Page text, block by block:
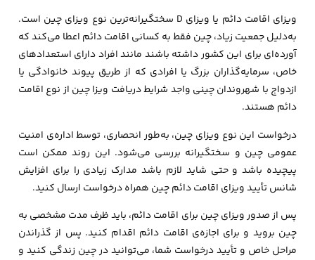
ویزای اقامت دائم یا ویزای D سختگیرانه‌ترین نوع ویزای چین است.
به‌دلیل جمعیت زیاد، چین فقط به کسانی اقامت دائم اعطا می‌کند که
آورده‌ای برای این کشور داشته باشند مانند افراد دارای استعدادهای
خاص، سرمایه‌گذاران بزرگ یا افرادی که از طریق پیوند خانوادگی یا
ازدواج با شهروندان چینی واجد شرایط دریافت ویزا چین از نوع اقامت
دائم هستند.
درخواست این نوع ویزای چین، به‌طور انحصاری، توسط اداره‌ی امنیت
عمومی چین و سختگیرانه بررسی می‌شود. این روند ممکن است
پیچیده باشد و حتی شاید لازم باشد مدارک زیادی را برای افزایش
شانس تأیید ویزای اقامت دائم چین همراه درخواست ارسال کنید.
پس از صدور ویزای چین برای اقامت دائم، باید ظرف مدت مشخصی به
چین بروید و برای اجازه‌ی اقامت دائم اقدام کنید. پس از گذراندن
مراحل خاص و تأیید درخواست شما، می‌توانید در چین زندگی کنید و